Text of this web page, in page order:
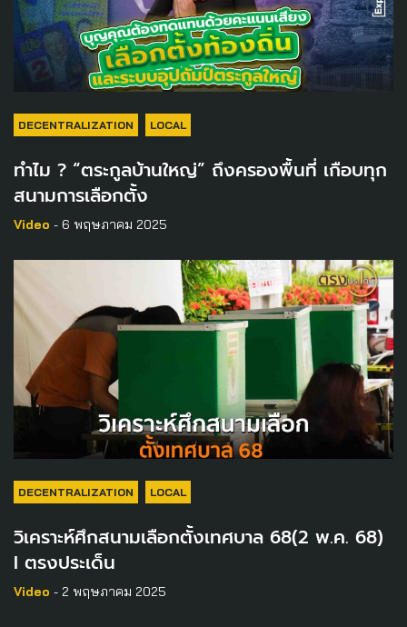
DECENTRALIZATION LOCAL
ทำไม ? “ตระกูลบ้านใหญ่” ถึงครองพื้นที่ เกือบทุก
สนามการเลือกตั้ง
Video - 6 พฤษภาคม 2025
DECENTRALIZATION LOCAL
วิเคราะห์ศึกสนามเลือกตั้งเทศบาล 68(2 พ.ค. 68)
I ตรงประเด็น
Video - 2 พฤษภาคม 2025